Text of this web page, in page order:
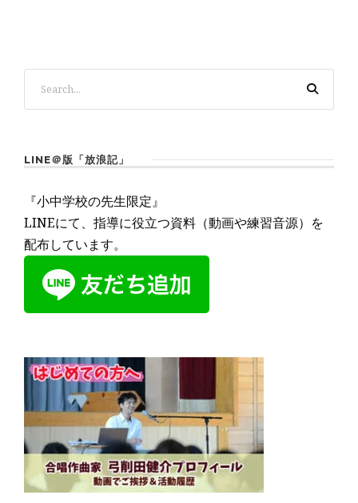
LINE＠版「放浪記」
『小中学校の先生限定』
LINEにて、指導に役立つ資料（動画や練習音源）を
配布しています。